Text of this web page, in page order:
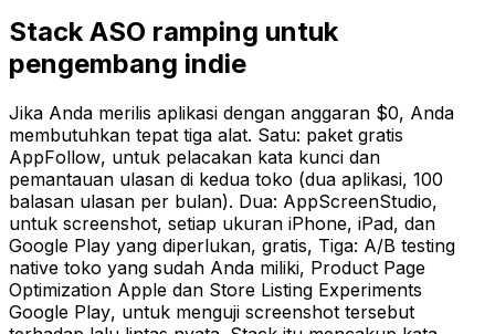
Stack ASO ramping untuk
pengembang indie
Jika Anda merilis aplikasi dengan anggaran $0, Anda
membutuhkan tepat tiga alat. Satu: paket gratis
AppFollow, untuk pelacakan kata kunci dan
pemantauan ulasan di kedua toko (dua aplikasi, 100
balasan ulasan per bulan). Dua: AppScreenStudio,
untuk screenshot, setiap ukuran iPhone, iPad, dan
Google Play yang diperlukan, gratis, Tiga: A/B testing
native toko yang sudah Anda miliki, Product Page
Optimization Apple dan Store Listing Experiments
Google Play, untuk menguji screenshot tersebut